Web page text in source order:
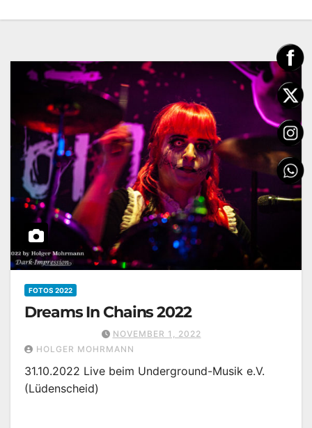
FOTOS 2022
Dreams In Chains 2022
NOVEMBER 1, 2022
HOLGER MOHRMANN
31.10.2022 Live beim Underground-Musik e.V.
(Lüdenscheid)